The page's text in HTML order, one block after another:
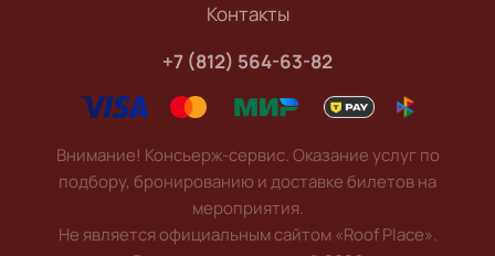
Контакты
+7 (812) 564-63-82
Внимание! Консьерж-сервис. Оказание услуг по
подбору, бронированию и доставке билетов на
мероприятия.
Не является официальным сайтом «Roof Place».